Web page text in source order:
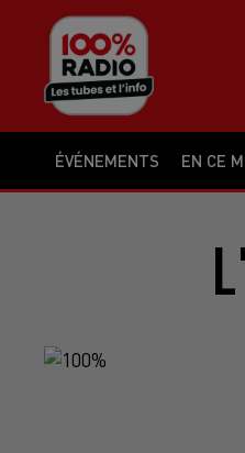
ÉVÉNEMENTS EN CE